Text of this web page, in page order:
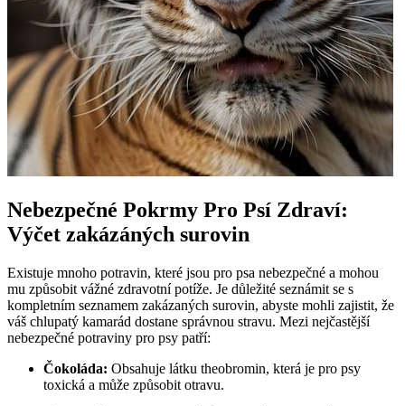
Nebezpečné Pokrmy Pro Psí Zdraví:
Výčet zakázáných surovin
Existuje mnoho potravin, které jsou pro psa nebezpečné a mohou
mu způsobit vážné zdravotní potíže. Je důležité seznámit se s
kompletním seznamem zakázaných surovin, abyste mohli zajistit, že
váš chlupatý kamarád dostane správnou stravu. Mezi nejčastější
nebezpečné potraviny pro psy patří:
Čokoláda: Obsahuje látku theobromin, která je pro psy
toxická a může způsobit otravu.